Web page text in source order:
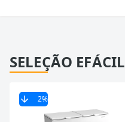
SELEÇÃO EFÁCIL
2%